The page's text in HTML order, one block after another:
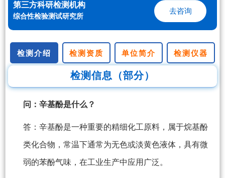
第三方科研检测机构
综合性检验测试研究所
去咨询
检测介绍 检测资质 单位简介 检测仪器
检测信息（部分）
问：辛基酚是什么？
答：辛基酚是一种重要的精细化工原料，属于烷基酚
类化合物，常温下通常为无色或淡黄色液体，具有微
弱的苯酚气味，在工业生产中应用广泛。